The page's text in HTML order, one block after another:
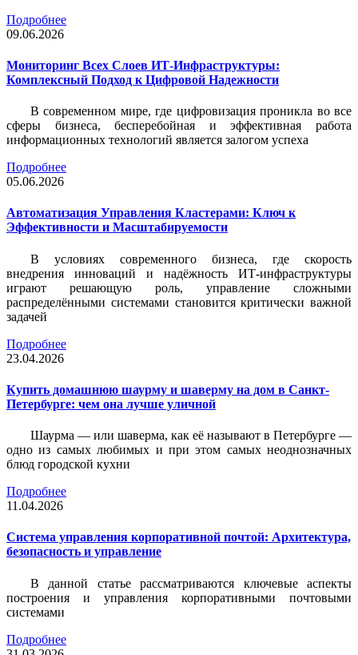
Подробнее
09.06.2026
Мониторинг Всех Слоев ИТ-Инфраструктуры:
Комплексный Подход к Цифровой Надежности
В современном мире, где цифровизация проникла во все
сферы бизнеса, бесперебойная и эффективная работа
информационных технологий является залогом успеха
Подробнее
05.06.2026
Автоматизация Управления Кластерами: Ключ к
Эффективности и Масштабируемости
В условиях современного бизнеса, где скорость
внедрения инноваций и надёжность ИТ-инфраструктуры
играют решающую роль, управление сложными
распределёнными системами становится критически важной
задачей
Подробнее
23.04.2026
Купить домашнюю шаурму и шаверму на дом в Санкт-
Петербурге: чем она лучше уличной
Шаурма — или шаверма, как её называют в Петербурге —
одно из самых любимых и при этом самых неоднозначных
блюд городской кухни
Подробнее
11.04.2026
Система управления корпоративной почтой: Архитектура,
безопасность и управление
В данной статье рассматриваются ключевые аспекты
построения и управления корпоративными почтовыми
системами
Подробнее